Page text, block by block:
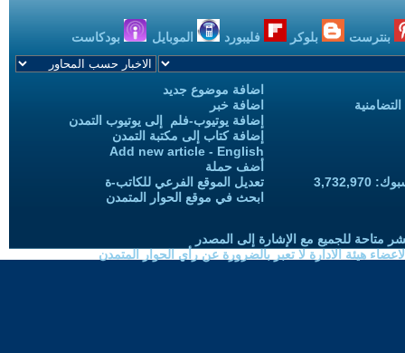
بنترست بلوكر فليبورد الموبايل بودكاست
اضافة موضوع جديد
اضافة خبر
إضافة يوتيوب-فلم إلى يوتيوب التمدن
إضافة كتاب إلى مكتبة التمدن
Add new article - English
أضف حملة
تعديل الموقع الفرعي للكاتب-ة
ابحث في موقع الحوار المتمدن
متاحة للجميع مع الإشارة إلى المصدر
هيئة الادارة لا تعبر بالضرورة عن رأي الحوار المتمدن